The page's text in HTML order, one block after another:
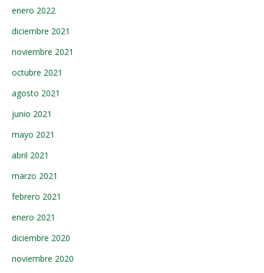
enero 2022
diciembre 2021
noviembre 2021
octubre 2021
agosto 2021
junio 2021
mayo 2021
abril 2021
marzo 2021
febrero 2021
enero 2021
diciembre 2020
noviembre 2020